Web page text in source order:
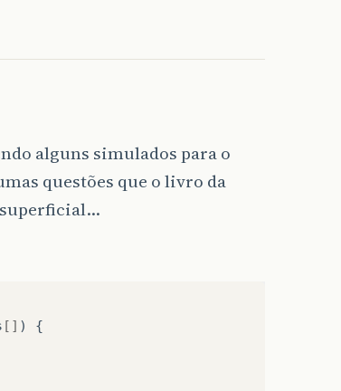
alguns simulados para o
questões que o livro da
superficial…
[] )
{